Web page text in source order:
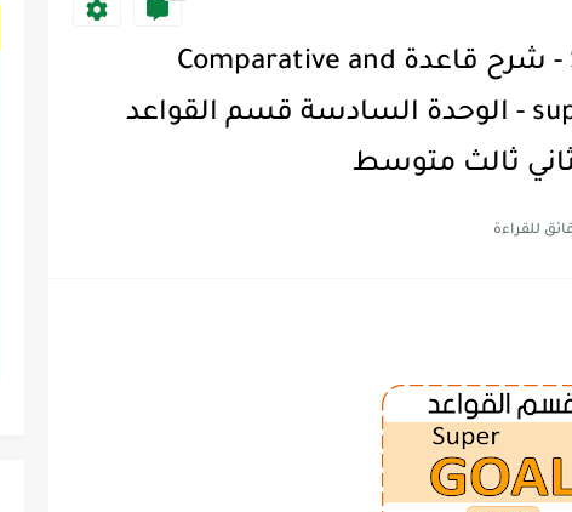
شرح سوبر قول 3 Super Goal - شرح قاعدة Comparative and
superlative forms of adjectives - الوحدة السادسة قسم القواعد